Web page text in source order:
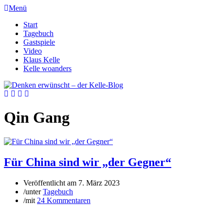
Menü
Start
Tagebuch
Gastspiele
Video
Klaus Kelle
Kelle woanders
Qin Gang
Für China sind wir „der Gegner“
Veröffentlicht am 7. März 2023
/unterTagebuch
/mit 24 Kommentaren